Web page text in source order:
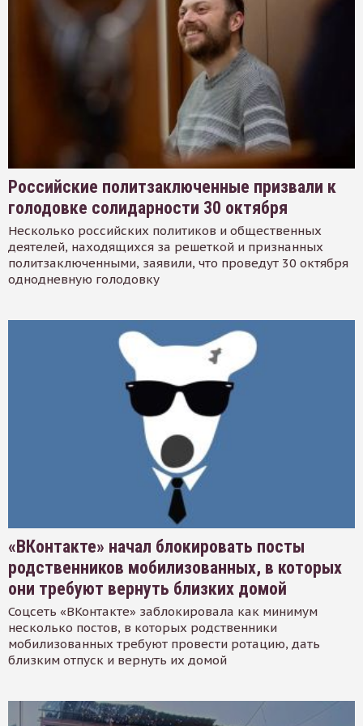
Российские политзаключенные призвали к
голодовке солидарности 30 октября
Несколько российских политиков и общественных
деятелей, находящихся за решеткой и признанных
политзаключенными, заявили, что проведут 30 октября
однодневную голодовку
«ВКонтакте» начал блокировать посты
родственников мобилизованных, в которых
они требуют вернуть близких домой
Соцсеть «ВКонтакте» заблокировала как минимум
несколько постов, в которых родственники
мобилизованных требуют провести ротацию, дать
близким отпуск и вернуть их домой